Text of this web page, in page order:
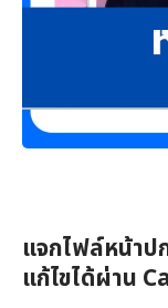
แจกไฟล์หน้า
แก้ไขได้ผ่าน